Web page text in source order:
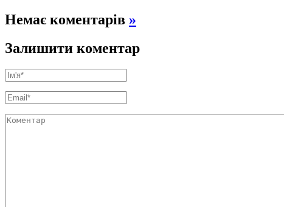
Немає коментарів »
Залишити коментар